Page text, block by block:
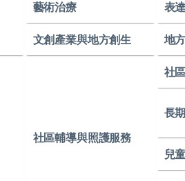
藝術治療 表
文創產業與地方創生 地
社區輔導與照護服務
社
長
兒